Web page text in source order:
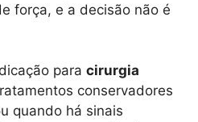
força, e a decisão não é
para cirurgia
conservadores
quando há sinais